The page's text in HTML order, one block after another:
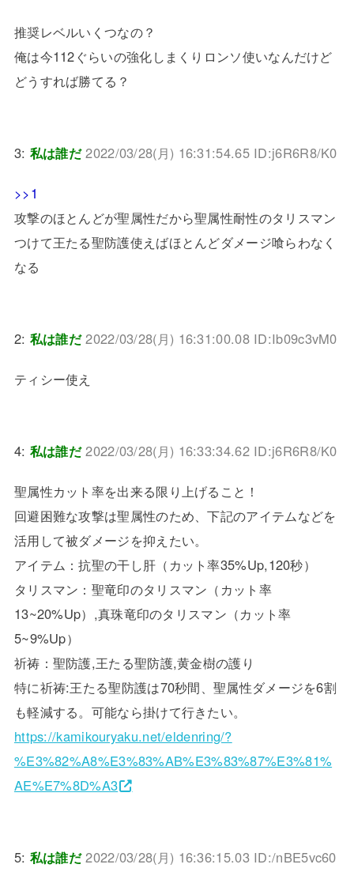
推奨レベルいくつなの？
俺は今112ぐらいの強化しまくりロンソ使いなんだけど
どうすれば勝てる？
3: 私は誰だ 2022/03/28(月) 16:31:54.65 ID:j6R6R8/K0
>>1
攻撃のほとんどが聖属性だから聖属性耐性のタリスマン
つけて王たる聖防護使えばほとんどダメージ喰らわなく
なる
2: 私は誰だ 2022/03/28(月) 16:31:00.08 ID:Ib09c3vM0
ティシー使え
4: 私は誰だ 2022/03/28(月) 16:33:34.62 ID:j6R6R8/K0
聖属性カット率を出来る限り上げること！
回避困難な攻撃は聖属性のため、下記のアイテムなどを
活用して被ダメージを抑えたい。
アイテム：抗聖の干し肝（カット率35%Up,120秒）
タリスマン：聖竜印のタリスマン（カット率
13~20%Up）,真珠竜印のタリスマン（カット率
5~9%Up）
祈祷：聖防護,王たる聖防護,黄金樹の護り
特に祈祷:王たる聖防護は70秒間、聖属性ダメージを6割
も軽減する。可能なら掛けて行きたい。
https://kamikouryaku.net/eldenring/?
%E3%82%A8%E3%83%AB%E3%83%87%E3%81%
AE%E7%8D%A3
5: 私は誰だ 2022/03/28(月) 16:36:15.03 ID:/nBE5vc60